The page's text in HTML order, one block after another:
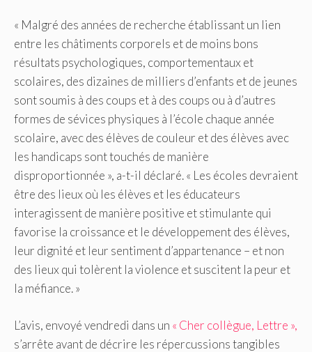
« Malgré des années de recherche établissant un lien
entre les châtiments corporels et de moins bons
résultats psychologiques, comportementaux et
scolaires, des dizaines de milliers d’enfants et de jeunes
sont soumis à des coups et à des coups ou à d’autres
formes de sévices physiques à l’école chaque année
scolaire, avec des élèves de couleur et des élèves avec
les handicaps sont touchés de manière
disproportionnée », a-t-il déclaré. « Les écoles devraient
être des lieux où les élèves et les éducateurs
interagissent de manière positive et stimulante qui
favorise la croissance et le développement des élèves,
leur dignité et leur sentiment d’appartenance – et non
des lieux qui tolèrent la violence et suscitent la peur et
la méfiance. »
L’avis, envoyé vendredi dans un « Cher collègue, Lettre »,
s’arrête avant de décrire les répercussions tangibles